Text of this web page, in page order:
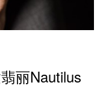
丽Nautilus